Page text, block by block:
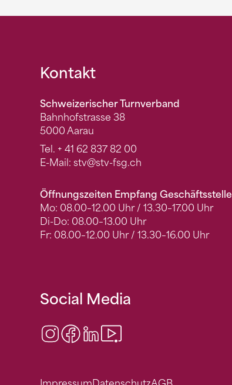
Fusszeile
Kontakt
Schweizerischer Turnverband
Bahnhofstrasse 38
5000 Aarau
Tel. + 41 62 837 82 00
E-Mail: stv@stv-fsg.ch
Öffnungszeiten Empfang Geschäftsstelle
Mo: 08.00–12.00 Uhr / 13.30–17.00 Uhr
Di-Do: 08.00–13.00 Uhr
Fr: 08.00–12.00 Uhr / 13.30–16.00 Uhr
Social Media
Instagram
Facebook
LinkedIn